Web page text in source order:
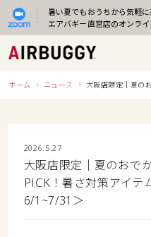
暑い夏でもおうちから気軽に
エアバギー直営店のオンラ
ホーム ニュース 大阪店限定｜夏の
2026.5.27
大阪店限定｜夏のおで
PICK！暑さ対策アイテ
6/1~7/31＞